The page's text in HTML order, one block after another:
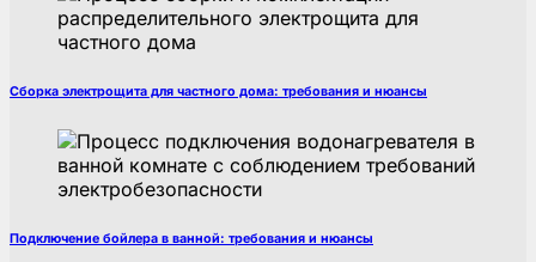
Сборка электрощита для частного дома: требования и нюансы
Подключение бойлера в ванной: требования и нюансы